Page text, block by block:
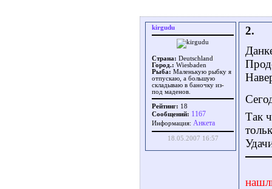
kirgudu
Страна: Deutschland
Город.: Wiesbaden
Рыба: Маленькую рыбку я
отпускаю, а большую
складываю в баночку из-
под маденов.
Рейтинг: 18
Сообщений: 1167
Информация: Aнкета
18.05.2007 16:57
2.
Так